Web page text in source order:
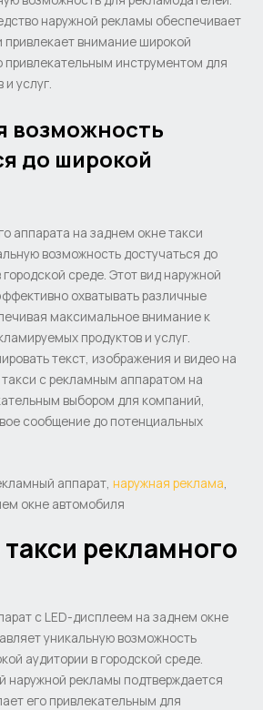
наружной рекламы обеспечивает
привлекает внимание широкой
привлекательным инструментом для
услуг.
возможность
до широкой
аппарата на заднем окне такси
возможность достучаться до
среде. Этот вид наружной
охватывать различные
максимальное внимание к
продуктов и услуг.
текст, изображения и видео на
с рекламным аппаратом на
выбором для компаний,
сообщение до потенциальных
аппарат,наружная реклама
окне автомобиля
рекламного
с LED-дисплеем на заднем окне
уникальную возможность
аудитории в городской среде.
наружной рекламы подтверждается
его привлекательным для